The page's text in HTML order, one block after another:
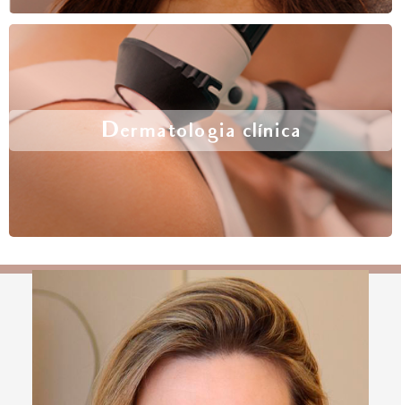
Dermatologia clínica